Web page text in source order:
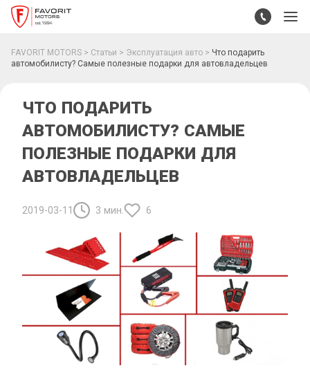
FAVORIT MOTORS Статьи Эксплуатация авто
Что подарить
автомобилисту? Самые полезные подарки для автовладельцев
ЧТО ПОДАРИТЬ
АВТОМОБИЛИСТУ? САМЫЕ
ПОЛЕЗНЫЕ ПОДАРКИ ДЛЯ
АВТОВЛАДЕЛЬЦЕВ
2019-03-11 3 мин. 6